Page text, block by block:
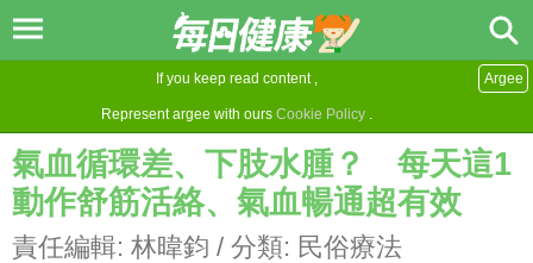
If you keep read content ,
Represent argee with ours Cookie Policy .
Argee
氣血循環差、下肢水腫？ 每天這1
動作舒筋活絡、氣血暢通超有效
責任編輯: 林暐鈞 / 分類: 民俗療法